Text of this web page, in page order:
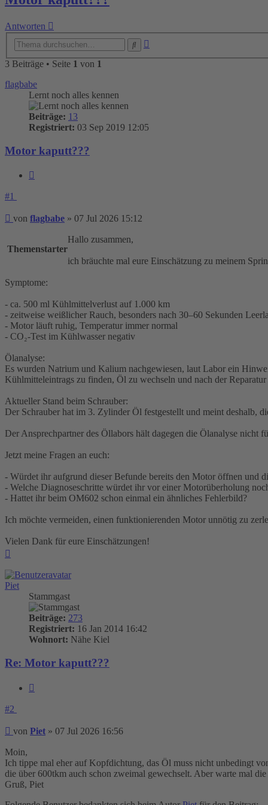
Antworten
3 Beiträge • Seite 1 von 1
flagbabe
Lernt noch alles kennen
Beiträge: 13
Registriert: 03 Sep 2019 12:05
Motor kaputt???
#1
Beitrag
von flagbabe » 07 Jul 2026 15:12
Themenstarter
Hallo zusammen,
ich bräuchte mal eure Einschätzung zu meinem
Symptome:
- ca. 500 ml Kühlmittelverlust auf 1.000 km
- zeitweise weißlicher Rauch, besonders nach 30–60 Sekunden
- Motor läuft ruhig, Temperatur immer normal
- CO₂-Test im Kühlwasser negativ
Ölanalyse:
Es wurden Natrium und Kalium nachgewiesen, laut Labor ein
Kühlmitteleintrags zu finden, Öl zu wechseln und nach der
Aktueller Stand beim Schrauber:
Der Schrauber hat im 3. Zylinder Öl festgestellt und meint deshalb,
Der Ansprechpartner des Öllabors hält dagegen die Ölanalyse
Jetzt meine Fragen an euch:
- Würdet ihr aufgrund dieser Befunde bereits den Motor öffnen und
- Welche Diagnoseschritte würdet ihr vor einer Motorüberholung
- Hattet ihr beim OM602 schon einmal ein ähnliches Fehlerbild?
Ich möchte vermeiden, einen funktionierenden Motor unnötig zu
Vielen Dank für eure Einschätzungen!
Piet
Stammgast
Beiträge: 273
Registriert: 16 Jan 2014 16:42
Wohnort: Nähe Kiel
Re: Motor kaputt???
#2
Beitrag
von Piet » 07 Jul 2026 16:56
Moin,
Ich tippe mal eher auf Kopfdichtung, das Öl muss nicht unbedingt
die über 600tkm auch schon zweimal gewechselt. Aber warte mal
Gruß, Piet